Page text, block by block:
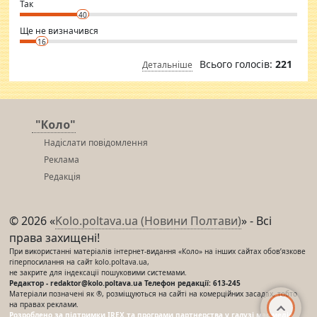
⇒ sakshimirchandani.com
Так
40
Ще не визначився
16
Детальніше Всього голосів: 221
"Коло"
Надіслати повідомлення
Реклама
Редакція
© 2026 «Kolo.poltava.ua (Новини Полтави)» - Всі
права захищені!
При використанні матеріалів інтернет-видання «Коло» на інших сайтах обов’язкове
гіперпосилання на сайт kolo.poltava.ua,
не закрите для індексації пошуковими системами.
Редактор - redaktor@kolo.poltava.ua Телефон редакції: 613-245
Матеріали позначені як ®, розміщуються на сайті на комерційних засадах, тобто
на правах реклами.
Розроблено за підтримки IREX та програми партнерства у галузі мас-медіа